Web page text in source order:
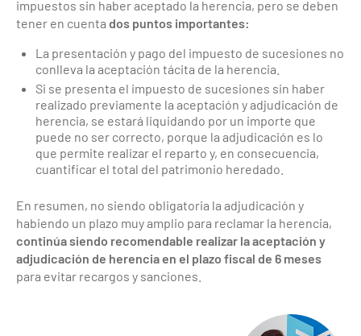
impuestos sin haber aceptado la herencia, pero se deben
tener en cuenta dos puntos importantes:
La presentación y pago del impuesto de sucesiones no
conlleva la aceptación tácita de la herencia.
Si se presenta el impuesto de sucesiones sin haber
realizado previamente la aceptación y adjudicación de
herencia, se estará liquidando por un importe que
puede no ser correcto, porque la adjudicación es lo
que permite realizar el reparto y, en consecuencia,
cuantificar el total del patrimonio heredado.
En resumen, no siendo obligatoria la adjudicación y
habiendo un plazo muy amplio para reclamar la herencia,
continúa siendo recomendable realizar la aceptación y
adjudicación de herencia en el plazo fiscal de 6 meses
para evitar recargos y sanciones.